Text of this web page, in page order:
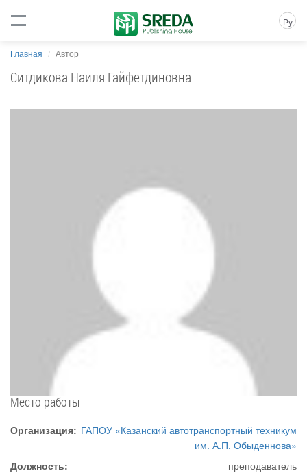
Ру
Главная Автор
Ситдикова Наиля Гайфетдиновна
Место работы
Организация: ГАПОУ «Казанский автотранспортный техникум
им. А.П. Обыденнова»
Должность:
преподаватель